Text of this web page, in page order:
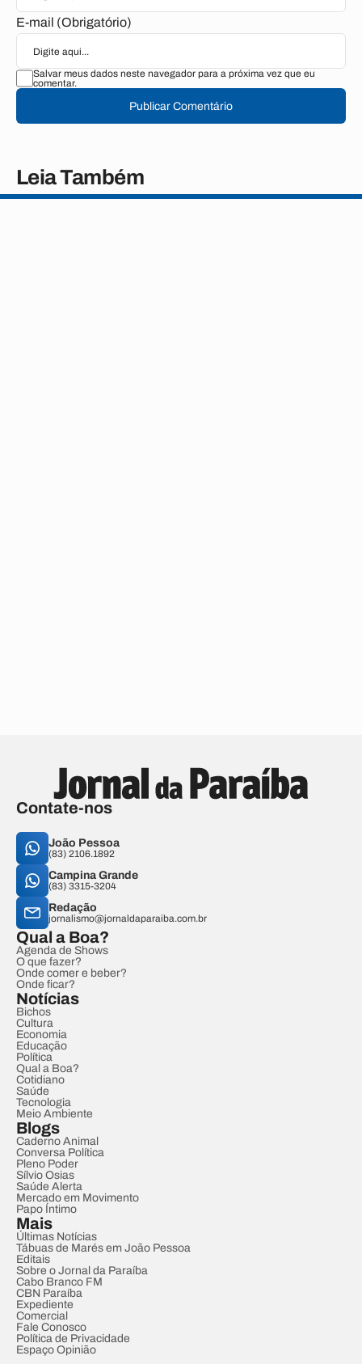
E-mail (Obrigatório)
Salvar meus dados neste navegador para a próxima vez que eu
comentar.
Publicar Comentário
Leia Também
Contate-nos
João Pessoa
(83) 2106.1892
Campina Grande
(83) 3315-3204
Redação
jornalismo@jornaldaparaiba.com.br
Qual a Boa?
Agenda de Shows
O que fazer?
Onde comer e beber?
Onde ficar?
Notícias
Bichos
Cultura
Economia
Educação
Política
Qual a Boa?
Cotidiano
Saúde
Tecnologia
Meio Ambiente
Blogs
Caderno Animal
Conversa Política
Pleno Poder
Sílvio Osias
Saúde Alerta
Mercado em Movimento
Papo Íntimo
Mais
Últimas Notícias
Tábuas de Marés em João Pessoa
Editais
Sobre o Jornal da Paraíba
Cabo Branco FM
CBN Paraíba
Expediente
Comercial
Fale Conosco
Política de Privacidade
Espaço Opinião